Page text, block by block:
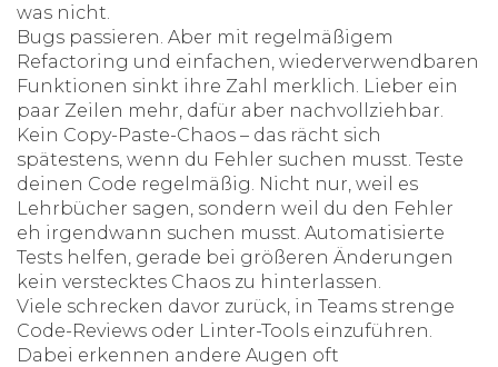
was nicht.
Bugs passieren. Aber mit regelmäßigem
Refactoring und einfachen, wiederverwendbaren
Funktionen sinkt ihre Zahl merklich. Lieber ein
paar Zeilen mehr, dafür aber nachvollziehbar.
Kein Copy-Paste-Chaos – das rächt sich
spätestens, wenn du Fehler suchen musst. Teste
deinen Code regelmäßig. Nicht nur, weil es
Lehrbücher sagen, sondern weil du den Fehler
eh irgendwann suchen musst. Automatisierte
Tests helfen, gerade bei größeren Änderungen
kein verstecktes Chaos zu hinterlassen.
Viele schrecken davor zurück, in Teams strenge
Code-Reviews oder Linter-Tools einzuführen.
Dabei erkennen andere Augen oft